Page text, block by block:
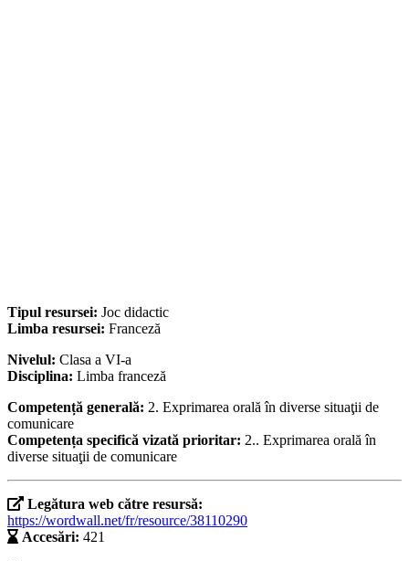
Tipul resursei: Joc didactic
Limba resursei: Franceză
Nivelul: Clasa a VI-a
Disciplina: Limba franceză
Competență generală: 2. Exprimarea orală în diverse situaţii de
comunicare
Competența specifică vizată prioritar: 2.. Exprimarea orală în
diverse situaţii de comunicare
Legătura web către resursă:
https://wordwall.net/fr/resource/38110290
Accesări: 421